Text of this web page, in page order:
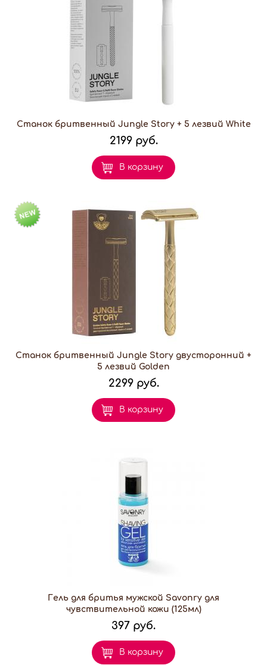
Станок бритвенный Jungle Story + 5 лезвий White
2199 руб.
В корзину
Станок бритвенный Jungle Story двусторонний +
5 лезвий Golden
2299 руб.
В корзину
Гель для бритья мужской Savonry для
чувствительной кожи (125мл)
397 руб.
В корзину